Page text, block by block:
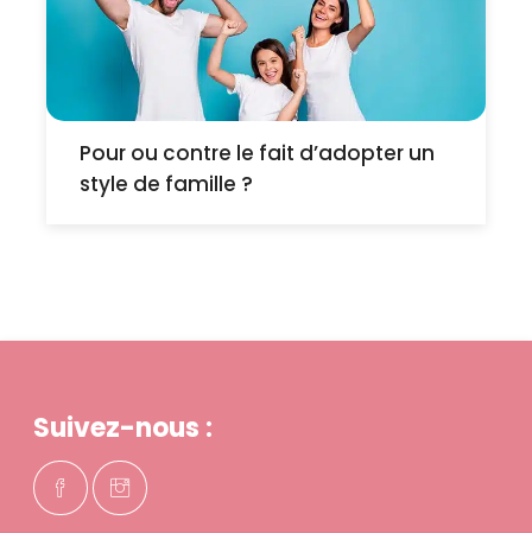
Pour ou contre le fait d’adopter un
style de famille ?
Suivez-nous :